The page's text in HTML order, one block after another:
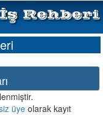
üye olarak kayıt